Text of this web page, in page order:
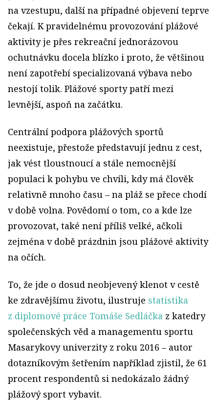
na vzestupu, další na případné objevení teprve
čekají. K pravidelnému provozování plážové
aktivity je přes rekreační jednorázovou
ochutnávku docela blízko i proto, že většinou
není zapotřebí specializovaná výbava nebo
nestojí tolik. Plážové sporty patří mezi
levnější, aspoň na začátku.
Centrální podpora plážových sportů
neexistuje, přestože představují jednu z cest,
jak vést tloustnoucí a stále nemocnější
populaci k pohybu ve chvíli, kdy má člověk
relativně mnoho času – na pláž se přece chodí
v době volna. Povědomí o tom, co a kde lze
provozovat, také není příliš velké, ačkoli
zejména v době prázdnin jsou plážové aktivity
na očích.
To, že jde o dosud neobjevený klenot v cestě
ke zdravějšímu životu, ilustruje statistika
z diplomové práce Tomáše Sedláčka z katedry
společenských věd a managementu sportu
Masarykovy univerzity z roku 2016 – autor
dotazníkovým šetřením například zjistil, že 61
procent respondentů si nedokázalo žádný
plážový sport vybavit.